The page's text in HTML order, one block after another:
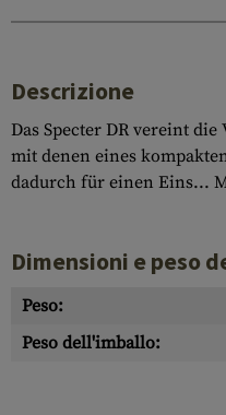
Descrizione
Das Specter DR vereint
mit denen eines
dadurch für einen Eins...
Dimensioni e peso
Peso:
Peso dell'imballo: